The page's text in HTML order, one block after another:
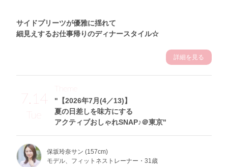
サイドプリーツが優雅に揺れて
細見えするお仕事帰りのディナースタイル☆
詳細を見る
7.14
Tue
"【2026年7月(4／13)】
夏の日差しを味方にする
アクティブおしゃれSNAP♪＠東京"
Theme
保坂玲奈サン (157cm)
モデル、フィットネストレーナー・31歳